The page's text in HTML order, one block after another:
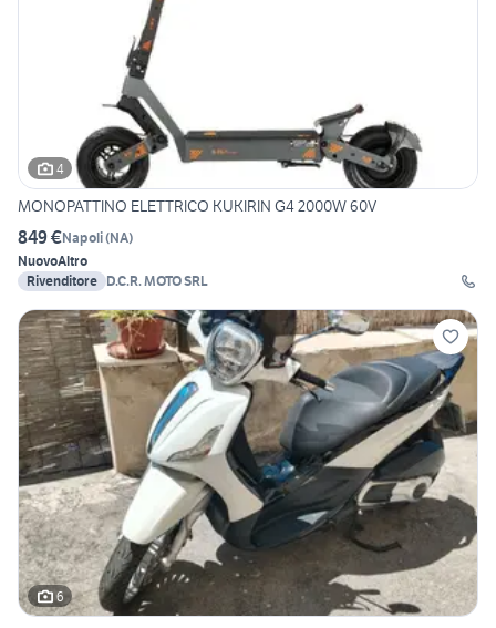
4
MONOPATTINO ELETTRICO KUKIRIN G4 2000W 60V
849 €Napoli(NA)
NuovoAltro
Rivenditore D.C.R. MOTO SRL
6